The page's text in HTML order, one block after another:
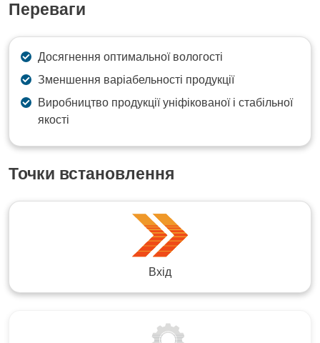
Переваги
Досягнення оптимальної вологості
Зменшення варіабельності продукції
Виробництво продукції уніфікованої і стабільної
якості
Точки встановлення
Вхід